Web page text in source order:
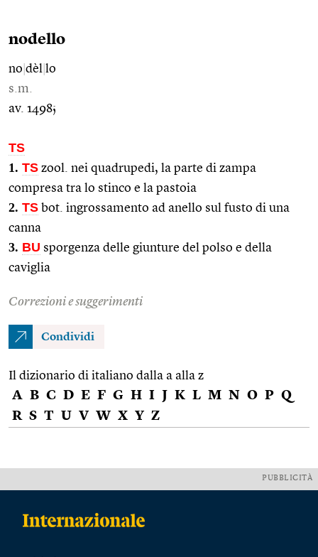
nodello
no dèl lo
s.m.
av. 1498;
TS
1. TS zool. nei quadrupedi, la parte di zampa
compresa tra lo stinco e la pastoia
2. TS bot. ingrossamento ad anello sul fusto di una
canna
3. BU sporgenza delle giunture del polso e della
caviglia
Correzioni e suggerimenti
Condividi
Il dizionario di italiano dalla a alla z
A B C D E F G H I J K L M N O P Q
R S T U V W X Y Z
PUBBLICITÀ